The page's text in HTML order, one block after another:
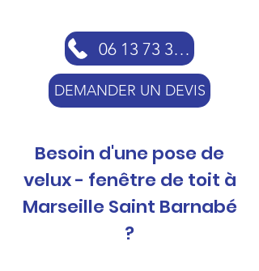
06 13 73 30 46
DEMANDER UN DEVIS
Besoin d'une pose de
velux - fenêtre de toit à
Marseille Saint Barnabé
?